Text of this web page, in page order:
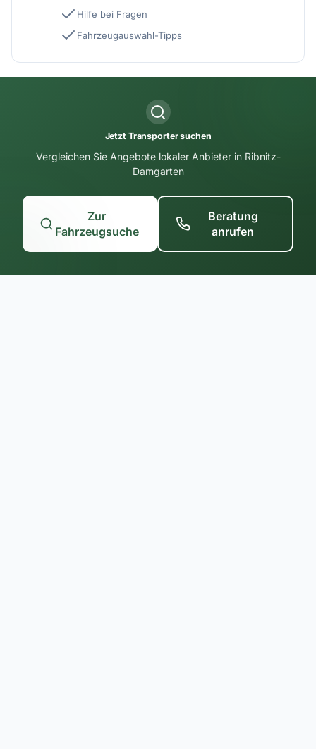
Hilfe bei Fragen
Fahrzeugauswahl-Tipps
Jetzt Transporter suchen
Vergleichen Sie Angebote lokaler Anbieter in Ribnitz-
Damgarten
Zur
Fahrzeugsuche
Beratung
anrufen